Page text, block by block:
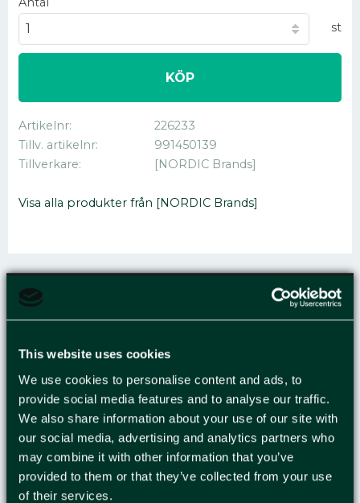
This website uses cookies
We use cookies to personalise content and ads, to
provide social media features and to analyse our traffic.
We also share information about your use of our site with
our social media, advertising and analytics partners who
may combine it with other information that you’ve
provided to them or that they’ve collected from your use
of their services.
st
KÖP
Artikelnr
226233
Tillv. artikelnr
991450139
Tillverkare
[NORDIC Brands]
Visa alla produkter från [NORDIC Brands]
KAFFE SABROSA EKO
MÖRKROST 450G
med god fyllighet och en lätt, trevlig syrlighet!
Kaffe från Latinamerika och Östafrika. Mörkrostat
och intensiv med en god fruktighet och trevlig,
lång eftersmak, bryggmalt. Ett intensivt, kaffe
med en bra balans mellan fyllighet och syrlighet.
Blommiga toner möter sig med lätt kakao i